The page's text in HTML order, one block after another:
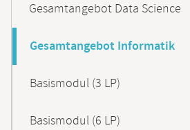
Gesamtangebot Data Science
Gesamtangebot Informatik
Basismodul (3 LP)
Basismodul (6 LP)